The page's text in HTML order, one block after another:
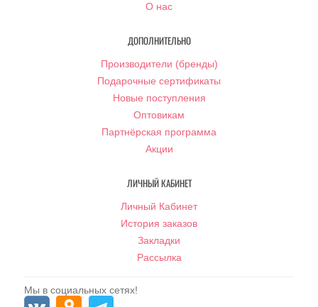
О нас
ДОПОЛНИТЕЛЬНО
Производители (бренды)
Подарочные сертификаты
Новые поступления
Оптовикам
Партнёрская программа
Акции
ЛИЧНЫЙ КАБИНЕТ
Личный Кабинет
История заказов
Закладки
Рассылка
Мы в социальных сетях!